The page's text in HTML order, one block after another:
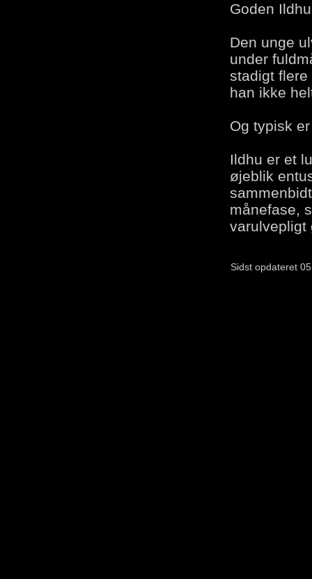
Goden
Den unge
under
stadigt
han ikke
Og typisk
Ildhu er et
øjeblik
månefase,
varulvepligt
Sidst opdateret 05.